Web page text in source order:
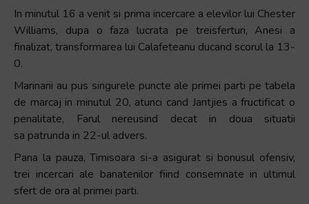
In minutul 16 a venit si prima incercare a elevilor lui Chester
Williams, dupa o faza lucrata pe treisferturi, Anesi a
finalizat, transformarea lui Calafeteanu ducand scorul la 13-
0.
Marinarii au pus singurele puncte ale primei parti pe tabela
de marcaj in minutul 20, atunci cand Jantjies a fructificat o
penalitate, Farul nereusind decat in doua situatii
sa patrunda in 22-ul advers.
Pana la pauza, Timisoara si-a asigurat si bonusul ofensiv,
trei incercari ale banatenilor fiind consemnate in ultimul
sfert de ora al primei parti.